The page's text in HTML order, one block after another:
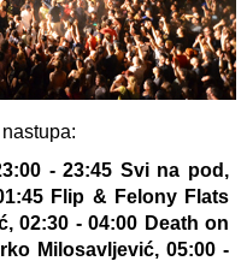
- 23:45 Svi na pod,
Flip & Felony Flats
02:30 - 04:00 Death on
Milosavljević, 05:00 -